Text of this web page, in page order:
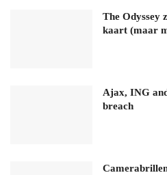
The Odyssey
kaart (maar
Ajax, ING
breach